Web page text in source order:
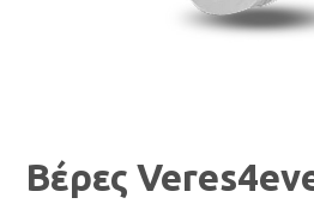
Βέρες